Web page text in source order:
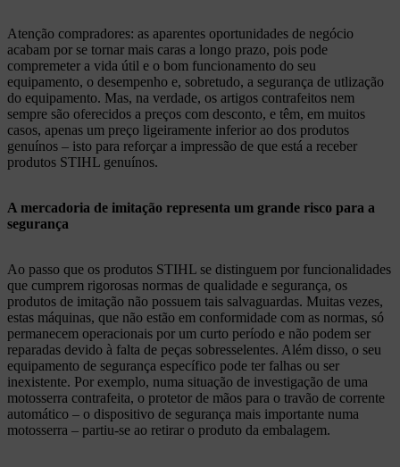
Atenção compradores: as aparentes oportunidades de negócio
acabam por se tornar mais caras a longo prazo, pois pode
compremeter a vida útil e o bom funcionamento do seu
equipamento, o desempenho e, sobretudo, a segurança de utlização
do equipamento. Mas, na verdade, os artigos contrafeitos nem
sempre são oferecidos a preços com desconto, e têm, em muitos
casos, apenas um preço ligeiramente inferior ao dos produtos
genuínos – isto para reforçar a impressão de que está a receber
produtos STIHL genuínos.
A mercadoria de imitação representa um grande risco para a
segurança
Ao passo que os produtos STIHL se distinguem por funcionalidades
que cumprem rigorosas normas de qualidade e segurança, os
produtos de imitação não possuem tais salvaguardas. Muitas vezes,
estas máquinas, que não estão em conformidade com as normas, só
permanecem operacionais por um curto período e não podem ser
reparadas devido à falta de peças sobresselentes. Além disso, o seu
equipamento de segurança específico pode ter falhas ou ser
inexistente. Por exemplo, numa situação de investigação de uma
motosserra contrafeita, o protetor de mãos para o travão de corrente
automático – o dispositivo de segurança mais importante numa
motosserra – partiu-se ao retirar o produto da embalagem.